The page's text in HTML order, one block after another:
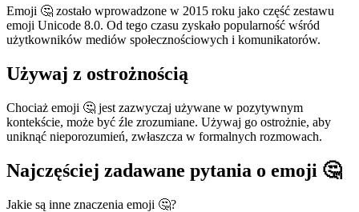
Emoji 🤔 zostało wprowadzone w 2015 roku jako część zestawu
emoji Unicode 8.0. Od tego czasu zyskało popularność wśród
użytkowników mediów społecznościowych i komunikatorów.
Używaj z ostrożnością
Chociaż emoji 🤔 jest zazwyczaj używane w pozytywnym
kontekście, może być źle zrozumiane. Używaj go ostrożnie, aby
uniknąć nieporozumień, zwłaszcza w formalnych rozmowach.
Najczęściej zadawane pytania o emoji 🤔
Jakie są inne znaczenia emoji 🤔?